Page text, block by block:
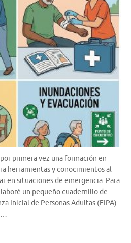
primera vez una formación en
herramientas y conocimientos al
en situaciones de emergencia. Para
un pequeño cuadernillo de
Inicial de Personas Adultas (EIPA).